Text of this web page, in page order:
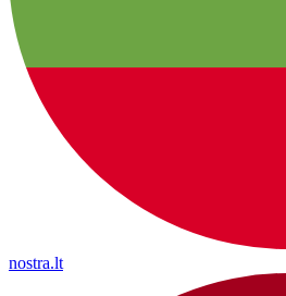
nostra.lt